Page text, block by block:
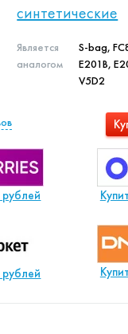
синтетические
Является
аналогом
S-bag,
E201B,
V5D2
рублей
рублей